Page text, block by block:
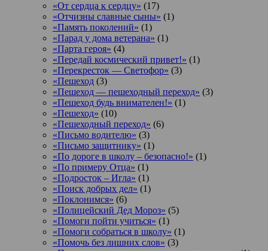
«От сердца к сердцу» (17)
«Отчизны славные сыны» (1)
«Память поколений» (1)
«Парад у дома ветерана» (1)
«Парта героя» (4)
«Передай космический привет!» (1)
«Перекресток — Светофор» (3)
«Пешеход (3)
«Пешеход — пешеходный переход» (3)
«Пешеход будь внимателен!» (1)
«Пешеход» (10)
«Пешеходный переход» (6)
«Письмо водителю» (3)
«Письмо защитнику» (1)
«По дороге в школу – безопасно!» (1)
«По примеру Отца» (1)
«Подросток ‒ Игла» (1)
«Поиск добрых дел» (1)
«Поклонимся» (6)
«Полицейский Дед Мороз» (5)
«Помоги пойти учиться» (1)
«Помоги собраться в школу» (1)
«Помочь без лишних слов» (3)